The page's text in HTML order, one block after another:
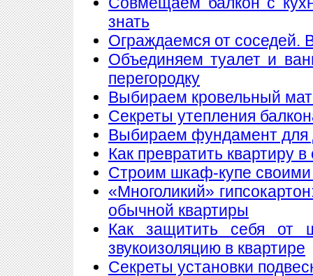
знать
Ограждаемся от соседей.
Объединяем туалет и
перегородку
Выбираем кровельный
Секреты утепления
Выбираем фундамент для
Как превратить квартиру
Строим шкаф-купе
«Многоликий»
обычной квартиры
Как защитить себя от
звукоизоляцию в квартире
Секреты установки